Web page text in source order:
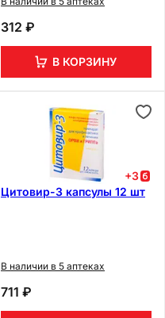
312 ₽
В КОРЗИНУ
+3
Цитовир-3 капсулы 12 шт
В наличии в 5 аптеках
711 ₽